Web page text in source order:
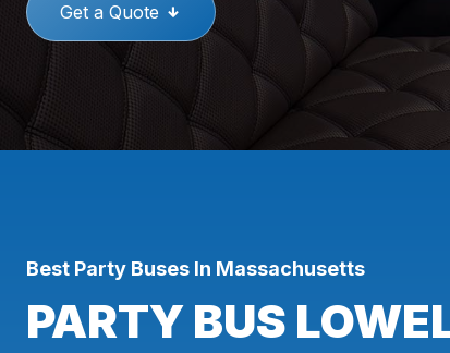
Get a Quote
Best Party Buses In Massachusetts
PARTY BUS